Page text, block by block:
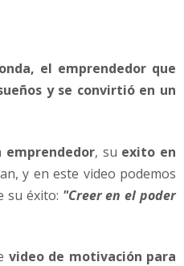
el emprendedor que
y se convirtió en un
emprendedor, su exito en
y en este video podemos
su éxito: "Creer en el poder
video de motivación para